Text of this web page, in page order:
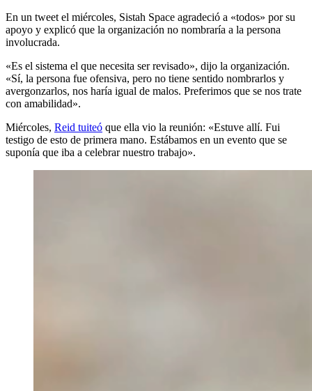
En un tweet el miércoles, Sistah Space agradeció a «todos» por su
apoyo y explicó que la organización no nombraría a la persona
involucrada.
«Es el sistema el que necesita ser revisado», dijo la organización.
«Sí, la persona fue ofensiva, pero no tiene sentido nombrarlos y
avergonzarlos, nos haría igual de malos. Preferimos que se nos trate
con amabilidad».
Miércoles, Reid tuiteó que ella vio la reunión: «Estuve allí. Fui
testigo de esto de primera mano. Estábamos en un evento que se
suponía que iba a celebrar nuestro trabajo».